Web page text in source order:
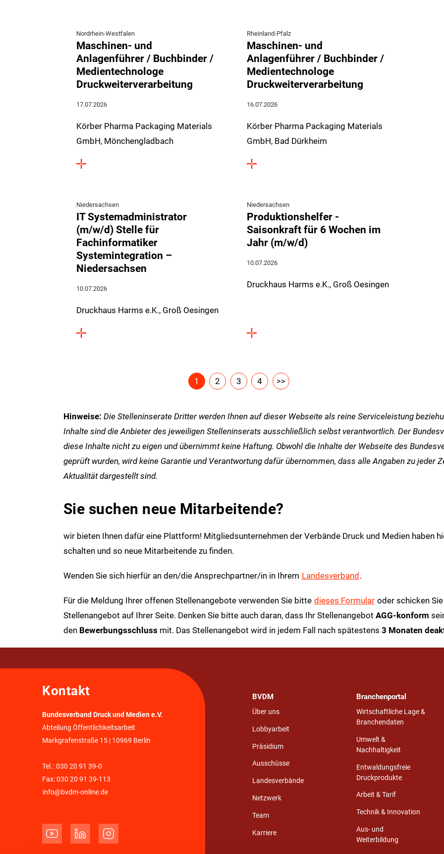
Nordrhein-Westfalen
Maschinen- und
Anlagenführer / Buchbinder /
Medientechnologe
Druckweiterverarbeitung
17.07.2026
Körber Pharma Packaging Materials
GmbH, Mönchengladbach
Rheinland-Pfalz
Maschinen- und
Anlagenführer / Buchbinder /
Medientechnologe
Druckweiterverarbeitung
16.07.2026
Körber Pharma Packaging Materials
GmbH, Bad Dürkheim
Niedersachsen
IT Systemadministrator
(m/w/d) Stelle für
Fachinformatiker
Systemintegration –
Niedersachsen
10.07.2026
Druckhaus Harms e.K., Groß Oesingen
Niedersachsen
Produktionshelfer -
Saisonkraft für 6 Wochen im
Jahr (m/w/d)
10.07.2026
Druckhaus Harms e.K., Groß Oesingen
1 2 3 4 >>
Hinweise: Die Stelleninserate Dritter werden Ihnen auf dieser Webseite als reine Serviceleistung
Inhalte sind die Anbieter des jeweiligen Stelleninserats ausschließlich selbst verantwortlich. Der
diese Inhalte nicht zu eigen und übernimmt keine Haftung. Obwohl die Inhalte der Webseite des
geprüft wurden, wird keine Garantie und Verantwortung dafür übernommen, dass alle Angaben zu jeder
Aktualität dargestellt sind.
Sie suchen neue Mitarbeitende?
wir bieten Ihnen dafür eine Plattform! Mitgliedsunternehmen der Verbände Druck und Medien haben
schalten und so neue Mitarbeitende zu finden.
Wenden Sie sich hierfür an den/die Ansprechpartner/in in Ihrem Landesverband.
Für die Meldung Ihrer offenen Stellenangebote verwenden Sie bitte dieses Formular oder schicken
Stellenangebot auf Ihrer Seite. Denken Sie bitte auch daran, dass Ihr Stellenangebot AGG-konform
den Bewerbungsschluss mit. Das Stellenangebot wird in jedem Fall nach spätestens 3 Monaten
Kontakt
Bundesverband Druck und Medien e.V.
Abteilung Öffentlichkeitsarbeit
Markgrafenstraße 15 | 10969 Berlin
Tel.: 030 20 91 39-0
Fax: 030 20 91 39-113
info@bvdm-online.de
BVDM
Über uns
Lobbyarbeit
Präsidium
Ausschüsse
Landesverbände
Netzwerk
Team
Karriere
Branchenportal
Wirtschaftliche Lage &
Branchendaten
Umwelt &
Nachhaltigkeit
Entwaldungsfreie
Druckprodukte
Arbeit & Tarif
Technik & Innovation
Aus- und
Weiterbildung